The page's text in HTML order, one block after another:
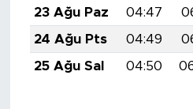
23 Ağu Paz
04:47
24 Ağu Pts
04:49
25 Ağu Sal
04:50